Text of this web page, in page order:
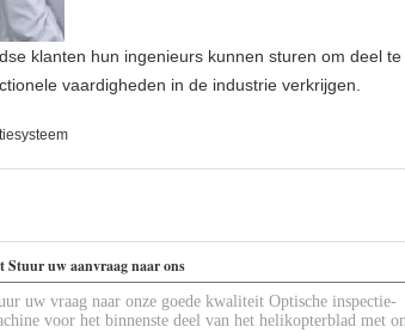
klanten hun ingenieurs kunnen sturen om deel te
vaardigheden in de industrie verkrijgen.
Stuur uw aanvraag naar ons